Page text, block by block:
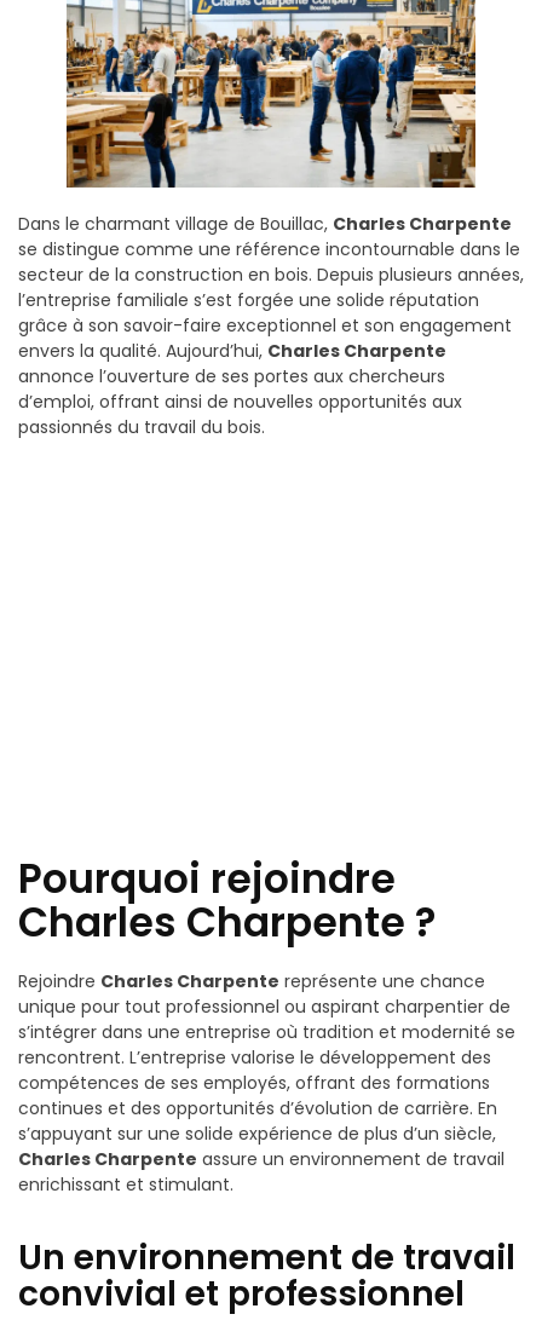
Dans le charmant village de Bouillac, Charles Charpente
se distingue comme une référence incontournable dans le
secteur de la construction en bois. Depuis plusieurs années,
l’entreprise familiale s’est forgée une solide réputation
grâce à son savoir-faire exceptionnel et son engagement
envers la qualité. Aujourd’hui, Charles Charpente
annonce l’ouverture de ses portes aux chercheurs
d’emploi, offrant ainsi de nouvelles opportunités aux
passionnés du travail du bois.
Pourquoi rejoindre
Charles Charpente ?
Rejoindre Charles Charpente représente une chance
unique pour tout professionnel ou aspirant charpentier de
s’intégrer dans une entreprise où tradition et modernité se
rencontrent. L’entreprise valorise le développement des
compétences de ses employés, offrant des formations
continues et des opportunités d’évolution de carrière. En
s’appuyant sur une solide expérience de plus d’un siècle,
Charles Charpente assure un environnement de travail
enrichissant et stimulant.
Un environnement de travail
convivial et professionnel